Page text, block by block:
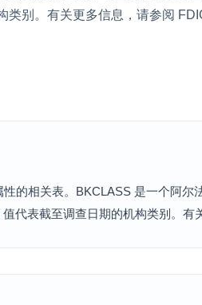
类别。有关更多信息，请参阅
的相关表。BKCLASS 是一个阿
代表截至调查日期的机构类别。有